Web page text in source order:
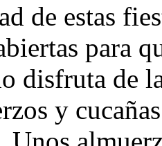
de estas
para
disfruta de
y